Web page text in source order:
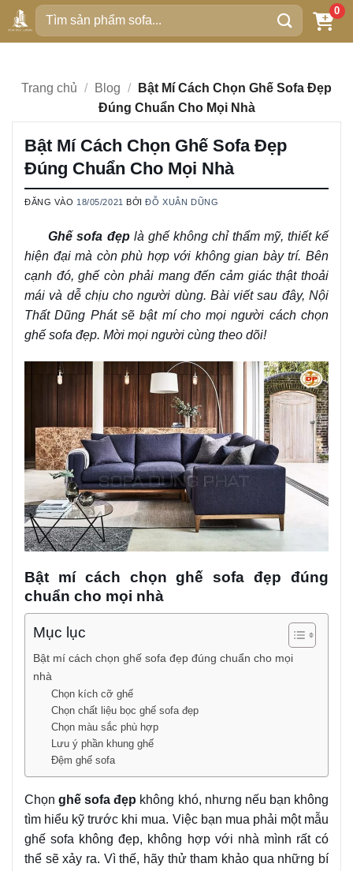
qua
Tìm
kiếm:
0
Trang chủ / Blog /
Bật Mí Cách Chọn Ghế Sofa Đẹp
Đúng Chuẩn Cho Mọi Nhà
Bật Mí Cách Chọn Ghế Sofa Đẹp
Đúng Chuẩn Cho Mọi Nhà
ĐĂNG VÀO 18/05/2021 BỞIĐỖ XUÂN DŨNG
Ghế sofa đẹplà ghế không chỉ thẩm mỹ, thiết kế
hiện đại mà còn phù hợp với không gian bày trí. Bên
cạnh đó, ghế còn phải mang đến cảm giác thật thoải
mái và dễ chịu cho người dùng. Bài viết sau đây, Nội
Thất Dũng Phát sẽ bật mí cho mọi người cách chọn
ghế sofa đẹp. Mời mọi người cùng theo dõi!
Bật mí cách chọn ghế sofa đẹp đúng
chuẩn cho mọi nhà
Mục lục
Bật mí cách chọn ghế sofa đẹp đúng chuẩn cho mọi
nhà
Chọn kích cỡ ghế
Chọn chất liệu bọc ghế sofa đẹp
Chọn màu sắc phù hợp
Lưu ý phần khung ghế
Đệm ghế sofa
Chọnghế sofa đẹp không khó, nhưng nếu bạn không
tìm hiểu kỹ trước khi mua. Việc bạn mua phải một mẫu
ghế sofa không đẹp, không hợp với nhà mình rất có
thể sẽ xảy ra. Vì thế, hãy thử tham khảo qua những bí